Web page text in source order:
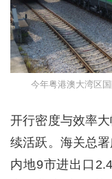
今年粤港澳大湾区
开行密度与效率
续活跃。海关总
内地9市进出口